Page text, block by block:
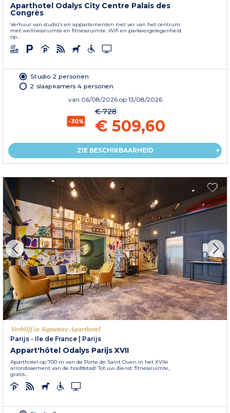
Aparthotel Odalys City Centre Palais des
Congrès
Verhuur van studio's en appartementen niet ver van het centrum
met wellnessruimte en fitnessruimte. Wifi en parkeergelegenheid
op...
Studio 2 personen
2 slaapkamers 4 personen
van 06/08/2026 op 13/08/2026
-30%
€ 728
€ 509,60
ZIE BESCHIKBAARHEID
Verblijf in Signature Aparthotel
Parijs - Ile de France
Parijs
Appart'hôtel Odalys Parijs XVII
Aparthotel op 700 m van de Porte de Saint Ouen in het XVIIe
arrondissement van de hoofdstad! Tot uw dienst: fitnessruimte,
gratis...